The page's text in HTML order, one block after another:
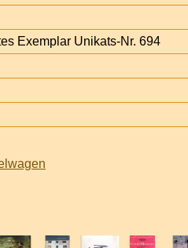
Exemplar Unikats-Nr. 694